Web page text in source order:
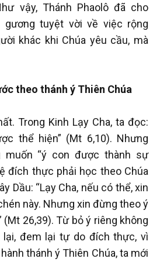
vậy, Thánh Phaolô đã cho
tuyệt vời về việc rộng
khác khi Chúa yêu cầu, mà
theo thánh ý Thiên Chúa
Trong Kinh Lạy Cha, ta đọc:
thể hiện” (Mt 6,10). Nhưng
“ý con được thành sự
đích thực phải học theo Chúa
Dầu: “Lạy Cha, nếu có thể, xin
này. Nhưng xin đừng theo ý
(Mt 26,39). Từ bỏ ý riêng không
đem lại tự do đích thực, vì
thánh ý Thiên Chúa, ta mới